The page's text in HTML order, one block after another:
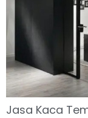
Jasa Kaca